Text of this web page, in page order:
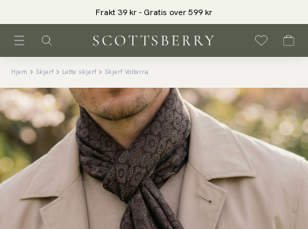
Frakt 39 kr - Gratis over 599 kr
Hjem Skjerf Lette skjerf Skjerf Volterra